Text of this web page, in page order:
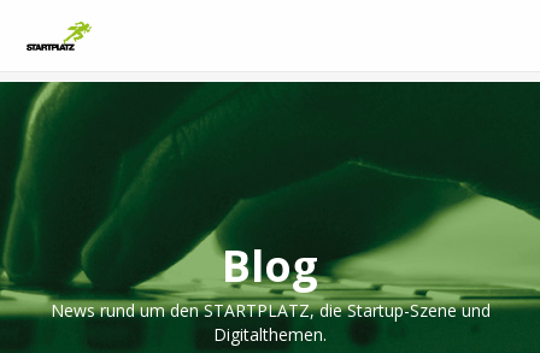
Blog
News rund um den STARTPLATZ, die Startup-Szene und
Digitalthemen.